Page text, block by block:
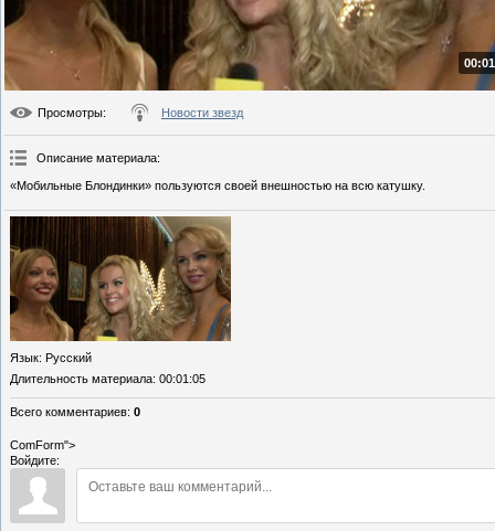
Просмотры: Новости звезд
Описание материала:
«Мобильные Блондинки» пользуются своей внешностью на всю катушку.
Язык: Русский
Длительность материала: 00:01:05
Всего комментариев: 0
ComForm">
Войдите: